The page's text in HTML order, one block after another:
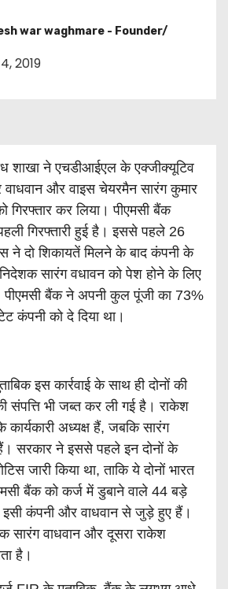
war waghmare - Founder/
2019
शाखा ने एचडीआईएल के एक्जीक्यूटिव
और वाइस चेयरमैन सारंग कुमार
गिरफ्तार कर लिया। पीएमसी बैंक
गिरफ्तारी हुई है। इससे पहले 26
ने दो शिकायतें मिलने के बाद कंपनी के
सारंग वधावन को पेश होने के लिए
पीएमसी बैंक ने अपनी कुल पूंजी का 73%
कंपनी को दे दिया था।
इस कार्रवाई के साथ ही दोनों की
संपत्ति भी जब्त कर ली गई है। राकेश
कार्यकारी अध्यक्ष हैं, जबकि सारंग
सरकार ने इससे पहले इन दोनों के
जारी किया था, ताकि ये दोनों भारत
बैंक को कर्ज में डुबाने वाले 44 बड़े
कंपनी और वाधवान से जुड़े हुए हैं।
सारंग वाधवान और दूसरा राकेश
है।